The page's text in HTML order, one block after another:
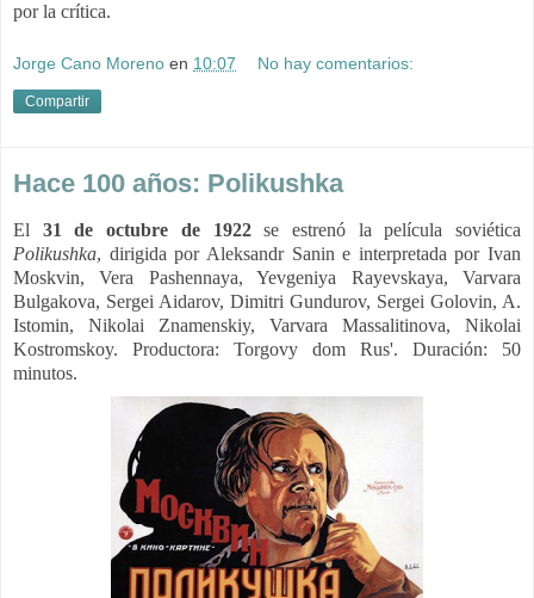
por la crítica.
Jorge Cano Moreno en 10:07 No hay comentarios:
Compartir
Hace 100 años: Polikushka
El 31 de octubre de 1922se estrenó la película soviética
Polikushka, dirigida por Aleksandr Sanin e interpretada por Ivan
Moskvin, Vera Pashennaya, Yevgeniya Rayevskaya, Varvara
Bulgakova, Sergei Aidarov, Dimitri Gundurov, Sergei Golovin, A.
Istomin, Nikolai Znamenskiy, Varvara Massalitinova, Nikolai
Kostromskoy. Productora: Torgovy dom Rus'. Duración: 50
minutos.